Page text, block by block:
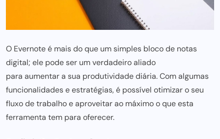
O Evernote é mais do que um simples bloco de notas
digital; ele pode ser um verdadeiro aliado
para aumentar a sua produtividadediária. Com algumas
funcionalidades e estratégias, é possível otimizar o seu
fluxo de trabalho e aproveitar ao máximo o que esta
ferramenta tem para oferecer.